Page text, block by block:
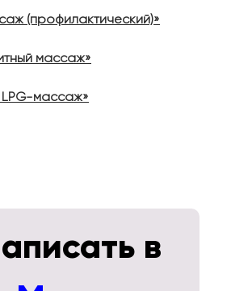
(профилактический)»
массаж»
массаж»
в